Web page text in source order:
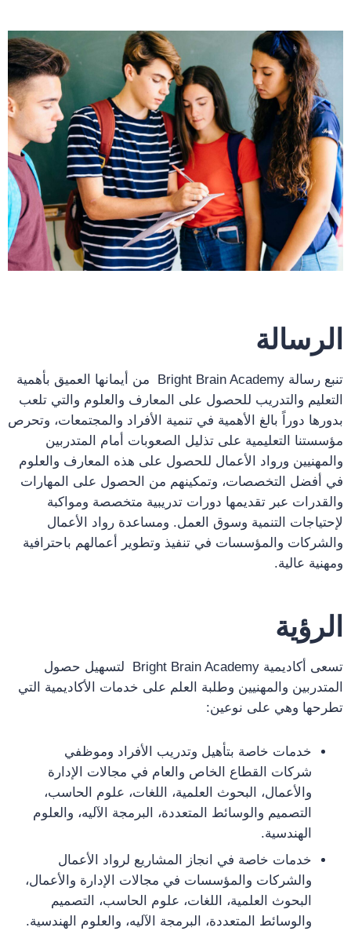
الرسالة
تنبع رسالة Bright Brain Academy من أيمانها العميق بأهمية
التعليم والتدريب للحصول على المعارف والعلوم والتي تلعب
بدورها دوراً بالغ الأهمية في تنمية الأفراد والمجتمعات، وتحرص
مؤسستنا التعليمية على تذليل الصعوبات أمام المتدربين
والمهنيين ورواد الأعمال للحصول على هذه المعارف والعلوم
في أفضل التخصصات، وتمكينهم من الحصول على المهارات
والقدرات عبر تقديمها دورات تدريبية متخصصة ومواكبة
لإحتياجات التنمية وسوق العمل. ومساعدة رواد الأعمال
والشركات والمؤسسات في تنفيذ وتطوير أعمالهم باحترافية
ومهنية عالية.
الرؤية
تسعى أكاديمية Bright Brain Academy لتسهيل حصول
المتدربين والمهنيين وطلبة العلم على خدمات الأكاديمية التي
تطرحها وهي على نوعين:
خدمات خاصة بتأهيل وتدريب الأفراد وموظفي
شركات القطاع الخاص والعام في مجالات الإدارة
والأعمال، البحوث العلمية، اللغات، علوم الحاسب،
التصميم والوسائط المتعددة، البرمجة الآليه، والعلوم
الهندسية.
خدمات خاصة في انجاز المشاريع لرواد الأعمال
والشركات والمؤسسات في مجالات الإدارة والأعمال،
البحوث العلمية، اللغات، علوم الحاسب، التصميم
والوسائط المتعددة، البرمجة الآليه، والعلوم الهندسية.